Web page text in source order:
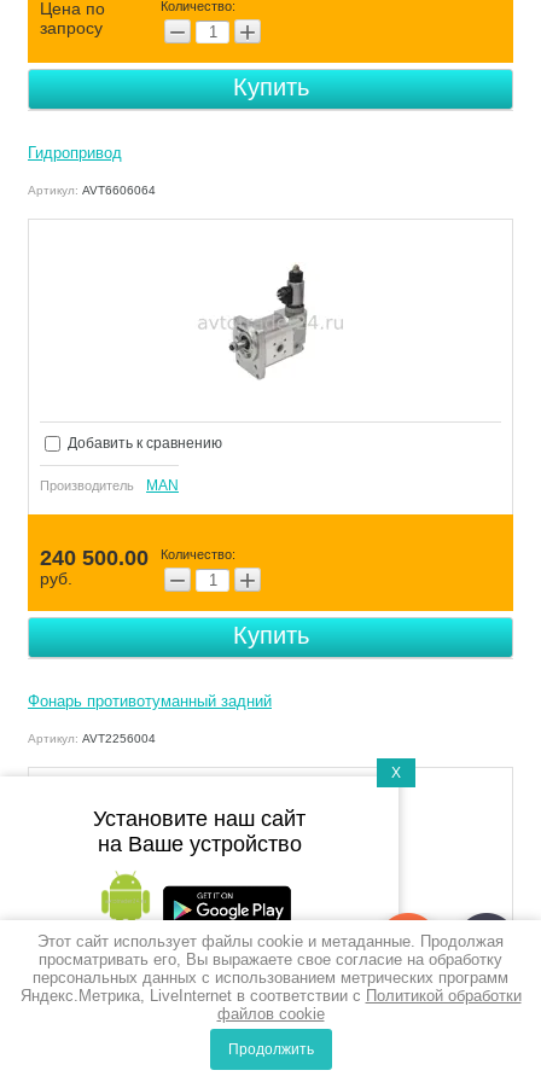
Шестерня солнечная
Подножка бампер
Комплект для
Подножка левая
Щит тормозного механизма
Цилиндр моторный тормоз
Воздухоосушитель в сборе с
Подножка правая
Реле стартера
Головка блока цилиндров без
клапанов
Цена по
запросу
Количество:
− +
Купить
Гидропривод
Артикул: AVT6606064
Добавить к сравнению
Производитель MAN
240 500.00
руб.
Количество:
− +
Купить
Фонарь противотуманный задний
Артикул: AVT2256004
Добавить к сравнению
Корзина
0
Этот сайт использует файлы cookie и метаданные. Продолжая
просматривать его, Вы выражаете свое согласие на обработку
персональных данных с использованием метрических программ
Яндекс.Метрика, LiveInternet в соответствии с Политикой обработки
файлов cookie
Продолжить
X
Установите наш сайт
на Ваше устройство
Подпишитесь на рассылку
push-уведомлений
Подписаться